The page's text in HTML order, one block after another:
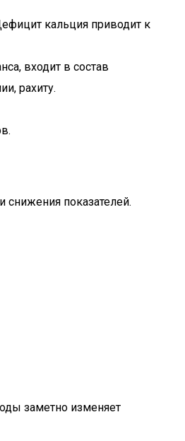
кальция приводит к
входит в состав
рахиту.
показателей.
заметно изменяет